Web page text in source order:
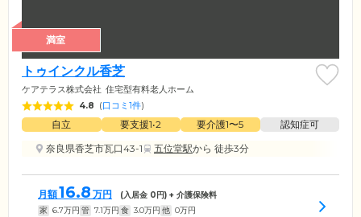
満室
トゥインクル香芝
ケアテラス株式会社 住宅型有料老人ホーム
4.8 (口コミ1件)
自立 要支援1•2 要介護1〜5
認知症可
奈良県香芝市瓦口43-1
五位堂駅から 徒歩3分
月額16.8 万円 (入居金 0円) + 介護保険料
家 6.7万円 管 7.1万円 食 3.0万円 他 0万円